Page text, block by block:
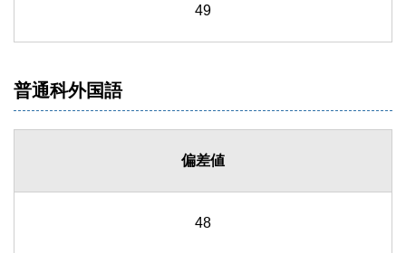
49
普通科外国語
偏差値
48